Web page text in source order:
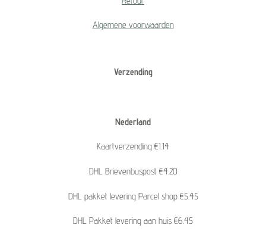
Algemene voorwaarden
Verzending
Nederland
Kaartverzending €1.14
DHL Brievenbuspost €4.20
DHL pakket levering Parcel shop €5.45
DHL Pakket levering aan huis €6.45